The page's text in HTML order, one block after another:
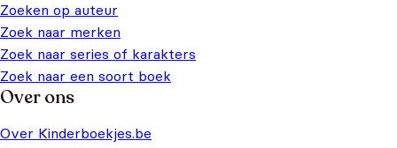
Zoeken op auteur
Zoek naar merken
Zoek naar series of karakters
Zoek naar een soort boek
Over ons
Over Kinderboekjes.be